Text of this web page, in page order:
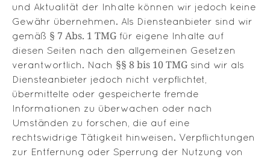
und Aktualität der Inhalte können wir jedoch keine
Gewähr übernehmen. Als Diensteanbieter sind wir
gemäß § 7 Abs. 1 TMG für eigene Inhalte auf
diesen Seiten nach den allgemeinen Gesetzen
verantwortlich. Nach §§ 8 bis 10 TMG sind wir als
Diensteanbieter jedoch nicht verpflichtet,
übermittelte oder gespeicherte fremde
Informationen zu überwachen oder nach
Umständen zu forschen, die auf eine
rechtswidrige Tätigkeit hinweisen. Verpflichtungen
zur Entfernung oder Sperrung der Nutzung von